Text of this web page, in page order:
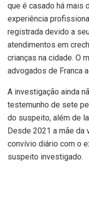
que é casado há mais
experiência
registrada devido a
atendimentos em
crianças na cidade. O
advogados de Franca
A investigação ainda
testemunho de sete
do suspeito, além de
Desde 2021 a mãe da
convívio diário com o
suspeito investigado.